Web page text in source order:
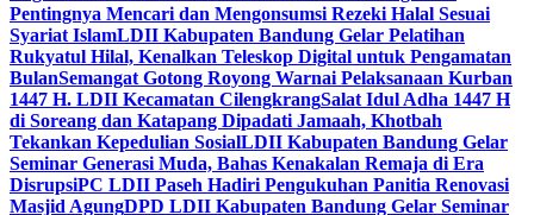
Pentingnya Mencari dan Mengonsumsi Rezeki Halal Sesuai
Syariat IslamLDII Kabupaten Bandung Gelar Pelatihan
Rukyatul Hilal, Kenalkan Teleskop Digital untuk Pengamatan
BulanSemangat Gotong Royong Warnai Pelaksanaan Kurban
1447 H. LDII Kecamatan CilengkrangSalat Idul Adha 1447 H
di Soreang dan Katapang Dipadati Jamaah, Khotbah
Tekankan Kepedulian SosialLDII Kabupaten Bandung Gelar
Seminar Generasi Muda, Bahas Kenakalan Remaja di Era
DisrupsiPC LDII Paseh Hadiri Pengukuhan Panitia Renovasi
Masjid AgungDPD LDII Kabupaten Bandung Gelar Seminar